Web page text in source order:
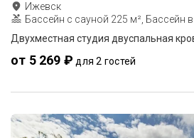
Ижевск
Бассейн с сауной 225 м², Бассейн
Двухместная студия двуспальная
от 5 269 ₽ для 2 гостей